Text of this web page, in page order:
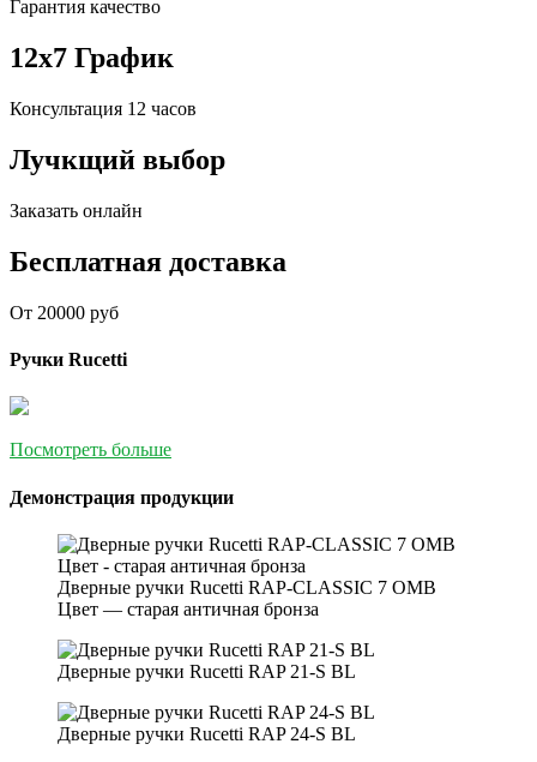
Гарантия качество
12x7 График
Консультация 12 часов
Лучкщий выбор
Заказать онлайн
Бесплатная доставка
От 20000 руб
Ручки Rucetti
Посмотреть больше
Демонстрация продукции
Дверные ручки Rucetti RAP-CLASSIC 7 OMB
Цвет — старая античная бронза
Дверные ручки Rucetti RAP 21-S BL
Дверные ручки Rucetti RAP 24-S BL